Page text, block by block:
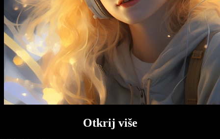
Otkrij više